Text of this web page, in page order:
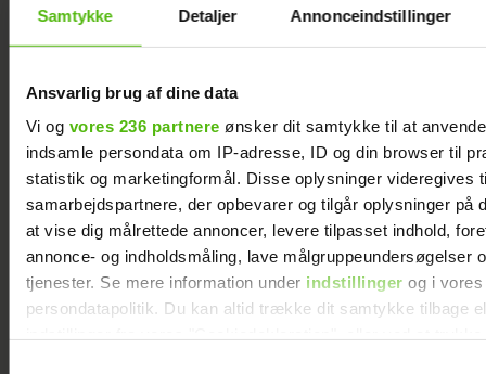
Samtykke Detaljer Annonceindstillinger
Ansvarlig brug af dine data
Vi og vores 236 partnere ønsker dit samtykke til at
indsamle persondata om IP-adresse, ID og din browser til
statistik og marketingformål. Disse oplysninger videregives
samarbejdspartnere, der opbevarer og tilgår oplysninger på
at vise dig målrettede annoncer, levere tilpasset indhold,
annonce- og indholdsmåling, lave målgruppeundersøgelser
tjenester. Se mere information under indstillinger og i vores
persondatapolitik. Du kan altid trække dit samtykke tilbage
Min lunefulde chef giver mig angst